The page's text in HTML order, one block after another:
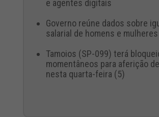
e agentes digitais
Governo reúne dados sobre
salarial de homens e mulheres
Tamoios (SP-099) terá
momentâneos para aferição
nesta quarta-feira (5)